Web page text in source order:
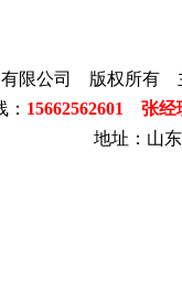
有限公司 版权所有
15662562601 张
地址：山